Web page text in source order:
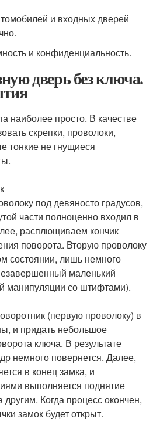
и входных дверей
и конфиденциальность.
дверь без ключа.
наиболее просто. В качестве
скрепки, проволоки,
тонкие не гнущиеся
под девяносто градусов,
части полноценно входил в
расплющиваем кончик
поворота. Вторую проволоку
состоянии, лишь немного
маленький
манипуляции со штифтами).
(первую проволоку) в
и придать небольшое
ключа. В результате
немного повернется. Далее,
в конец замка, и
выполняется поднятие
Когда процесс окончен,
замок будет открыт.